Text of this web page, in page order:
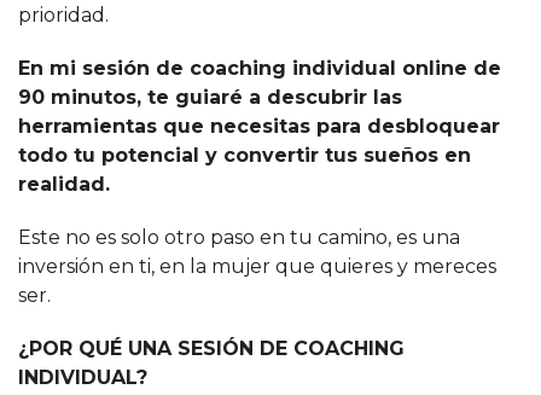
prioridad.
En mi sesión de coaching individual online de
90 minutos, te guiaré a descubrir las
herramientas que necesitas para desbloquear
todo tu potencial y convertir tus sueños en
realidad.
Este no es solo otro paso en tu camino, es una
inversión en ti, en la mujer que quieres y mereces
ser.
¿POR QUÉ UNA SESIÓN DE COACHING
INDIVIDUAL?